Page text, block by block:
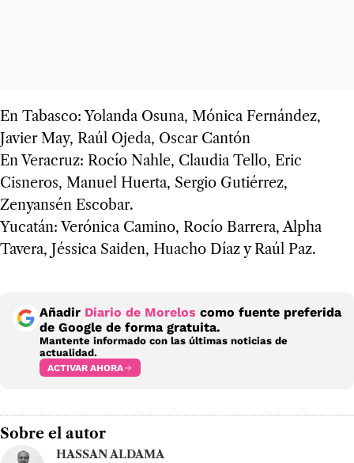
En Tabasco: Yolanda Osuna, Mónica Fernández,
Javier May, Raúl Ojeda, Oscar Cantón
En Veracruz: Rocío Nahle, Claudia Tello, Eric
Cisneros, Manuel Huerta, Sergio Gutiérrez,
Zenyansén Escobar.
Yucatán: Verónica Camino, Rocío Barrera, Alpha
Tavera, Jéssica Saiden, Huacho Díaz y Raúl Paz.
Añadir Diario de Morelos como fuente preferida
de Google de forma gratuita.
Mantente informado con las últimas noticias de
actualidad.
ACTIVAR AHORA
Sobre el autor
HASSAN ALDAMA